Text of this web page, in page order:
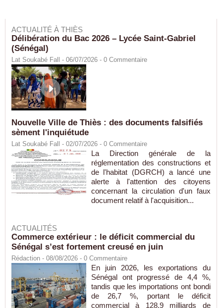
ACTUALITÉ À THIÈS
Délibération du Bac 2026 – Lycée Saint-Gabriel
(Sénégal)
Lat Soukabé Fall - 06/07/2026 - 0 Commentaire
Nouvelle Ville de Thiès : des documents falsifiés
sèment l'inquiétude
Lat Soukabé Fall - 02/07/2026 - 0 Commentaire
La Direction générale de la
réglementation des constructions et
de l'habitat (DGRCH) a lancé une
alerte à l'attention des citoyens
concernant la circulation d'un faux
document relatif à l'acquisition...
ACTUALITÉS
Commerce extérieur : le déficit commercial du
Sénégal s’est fortement creusé en juin
Rédaction - 08/08/2026 - 0 Commentaire
En juin 2026, les exportations du
Sénégal ont progressé de 4,4 %,
tandis que les importations ont bondi
de 26,7 %, portant le déficit
commercial à 128,9 milliards de